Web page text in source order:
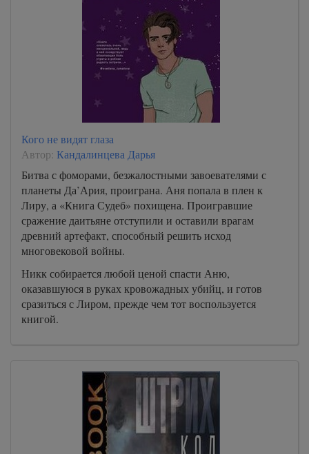
Кого не видят глаза
Автор: Кандалинцева Дарья
Битва с фоморами, безжалостными завоевателями с
планеты Да’Ария, проиграна. Аня попала в плен к
Лиру, а «Книга Судеб» похищена. Проигравшие
сражение даитьяне отступили и оставили врагам
древний артефакт, способный решить исход
многовековой войны.
Никк собирается любой ценой спасти Аню,
оказавшуюся в руках кровожадных убийц, и готов
сразиться с Лиром, прежде чем тот воспользуется
книгой.